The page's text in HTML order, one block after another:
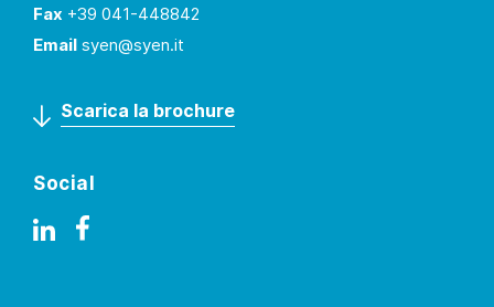
Fax +39 041-448842
Emailsyen@syen.it
Scarica la brochure
Social